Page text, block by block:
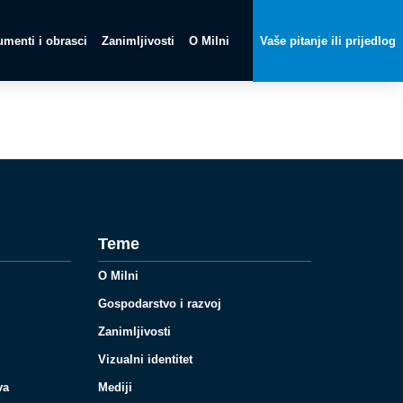
i obrasci Zanimljivosti O Milni Vaše pitanje ili prijedlog
Teme
O Milni
Gospodarstvo i razvoj
Zanimljivosti
Vizualni identitet
Mediji